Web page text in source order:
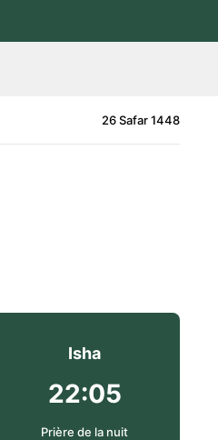
26 Safar 1448
Isha
22:05
Prière de la nuit